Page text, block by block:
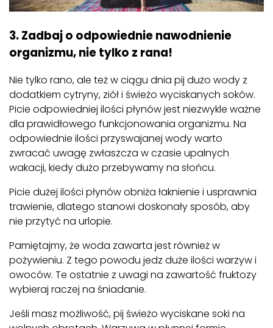
3. Zadbaj o odpowiednie nawodnienie
organizmu, nie tylko z rana!
Nie tylko rano, ale też w ciągu dnia pij dużo wody z
dodatkiem cytryny, ziół i świeżo wyciskanych soków.
Picie odpowiedniej ilości płynów jest niezwykle ważne
dla prawidłowego funkcjonowania organizmu. Na
odpowiednie ilości przyswajanej wody warto
zwracać uwagę zwłaszcza w czasie upalnych
wakacji, kiedy dużo przebywamy na słońcu.
Picie dużej ilości płynów obniża łaknienie i usprawnia
trawienie, dlatego stanowi doskonały sposób, aby
nie przytyć na urlopie.
Pamiętajmy, że woda zawarta jest również w
pożywieniu. Z tego powodu jedz duże ilości warzyw i
owoców. Te ostatnie z uwagi na zawartość fruktozy
wybieraj raczej na śniadanie.
Jeśli masz możliwość, pij świeżo wyciskane soki na